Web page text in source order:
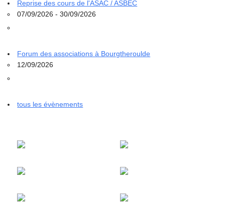
Reprise des cours de l'ASAC / ASBEC
07/09/2026 - 30/09/2026
Forum des associations à Bourgtheroulde
12/09/2026
tous les évènements